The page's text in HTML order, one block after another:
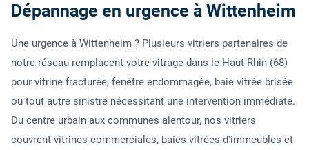
Dépannage en urgence à Wittenheim
Une urgence à Wittenheim ? Plusieurs vitriers partenaires de
notre réseau remplacent votre vitrage dans le Haut-Rhin (68)
pour vitrine fracturée, fenêtre endommagée, baie vitrée brisée
ou tout autre sinistre nécessitant une intervention immédiate.
Du centre urbain aux communes alentour, nos vitriers
couvrent vitrines commerciales, baies vitrées d'immeubles et